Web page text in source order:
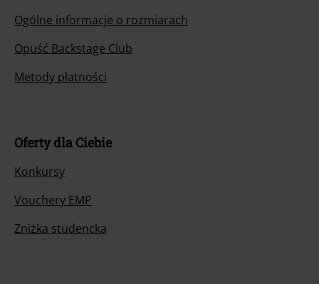
Ogólne informacje o rozmiarach
Opuść Backstage Club
Metody płatności
Oferty dla Ciebie
Konkursy
Vouchery EMP
Zniżka studencka